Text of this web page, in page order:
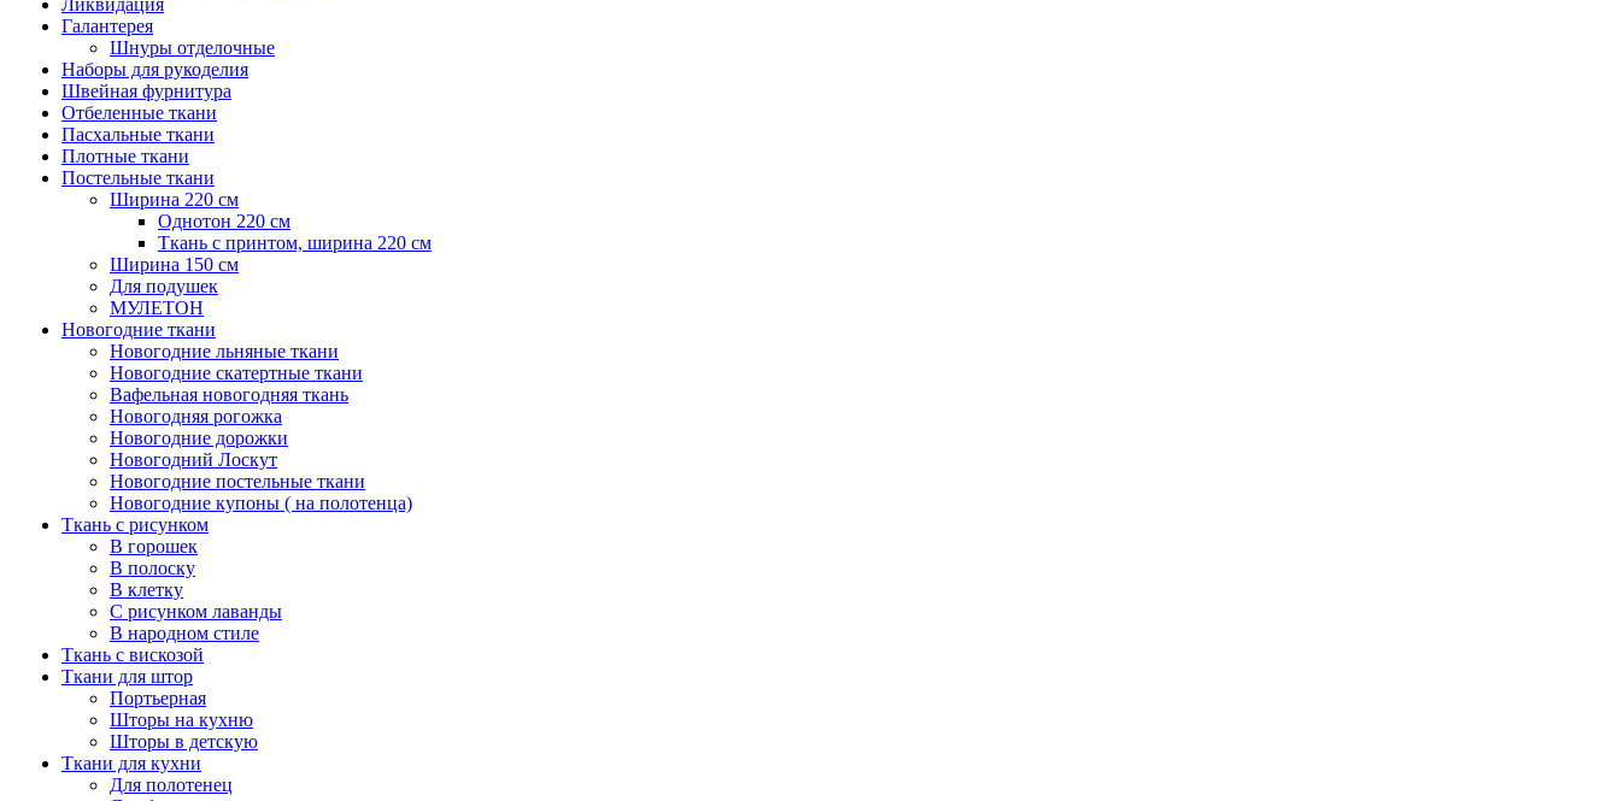
Ликвидация
Галантерея
Шнуры отделочные
Наборы для рукоделия
Швейная фурнитура
Отбеленные ткани
Пасхальные ткани
Плотные ткани
Постельные ткани
Ширина 220 см
Однотон 220 см
Ткань с принтом, ширина 220 см
Ширина 150 см
Для подушек
МУЛЕТОН
Новогодние ткани
Новогодние льняные ткани
Новогодние скатертные ткани
Вафельная новогодняя ткань
Новогодняя рогожка
Новогодние дорожки
Новогодний Лоскут
Новогодние постельные ткани
Новогодние купоны ( на полотенца)
Ткань с рисунком
В горошек
В полоску
В клетку
С рисунком лаванды
В народном стиле
Ткань с вискозой
Ткани для штор
Портьерная
Шторы на кухню
Шторы в детскую
Ткани для кухни
Для полотенец